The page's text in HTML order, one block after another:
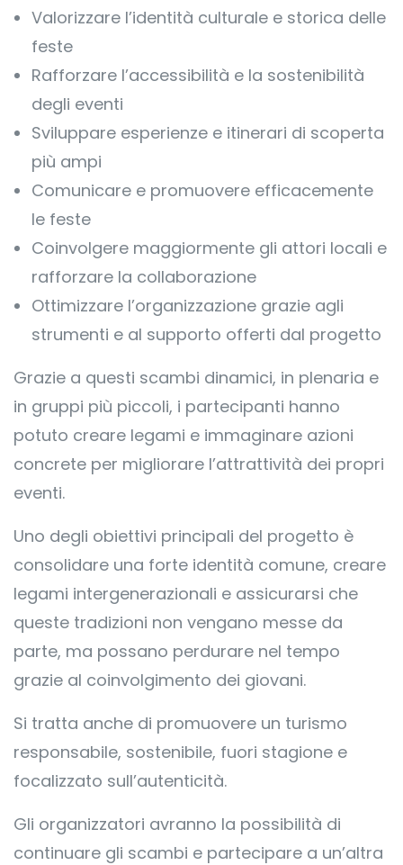
Valorizzare l’identità culturale e storica delle
feste
Rafforzare l’accessibilità e la sostenibilità
degli eventi
Sviluppare esperienze e itinerari di scoperta
più ampi
Comunicare e promuovere efficacemente
le feste
Coinvolgere maggiormente gli attori locali e
rafforzare la collaborazione
Ottimizzare l’organizzazione grazie agli
strumenti e al supporto offerti dal progetto
Grazie a questi scambi dinamici, in plenaria e
in gruppi più piccoli, i partecipanti hanno
potuto creare legami e immaginare azioni
concrete per migliorare l’attrattività dei propri
eventi.
Uno degli obiettivi principali del progetto è
consolidare una forte identità comune, creare
legami intergenerazionali e assicurarsi che
queste tradizioni non vengano messe da
parte, ma possano perdurare nel tempo
grazie al coinvolgimento dei giovani.
Si tratta anche di promuovere un turismo
responsabile, sostenibile, fuori stagione e
focalizzato sull’autenticità.
Gli organizzatori avranno la possibilità di
continuare gli scambi e partecipare a un’altra